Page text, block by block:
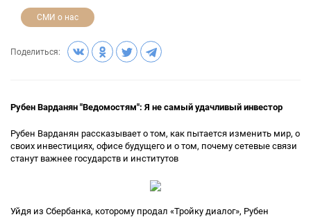
СМИ о нас
Поделиться:
Рубен Варданян "Ведомостям": Я не самый удачливый инвестор
Рубен Варданян рассказывает о том, как пытается изменить мир, о
своих инвестициях, офисе будущего и о том, почему сетевые связи
станут важнее государств и институтов
Уйдя из Сбербанка, которому продал «Тройку диалог», Рубен